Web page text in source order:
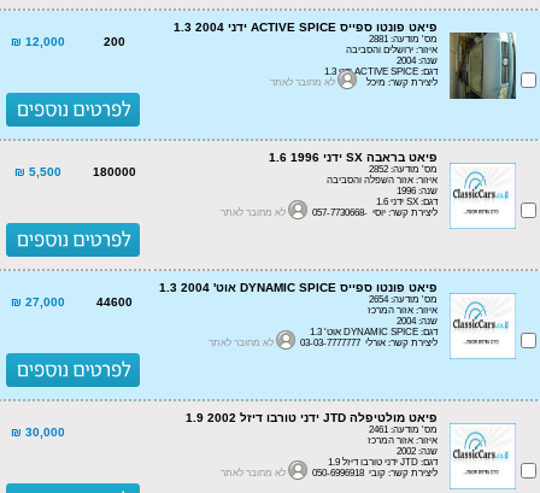
פיאט פונטו ספייס ACTIVE SPICE ידני 1.3 2004
מס' מודעה: 2881
איזור: ירושלים והסביבה
שנה: 2004
דגם: ACTIVE SPICE ידני 1.3
ליצירת קשר: מיכל
לא מחובר לאתר
200
12,000 ₪
פיאט בראבה SX ידני 1.6 1996
מס' מודעה: 2852
איזור: אזור השפלה והסביבה
שנה: 1996
דגם: SX ידני 1.6
ליצירת קשר: יוסי -057-7730668
לא מחובר לאתר
180000
5,500 ₪
פיאט פונטו ספייס DYNAMIC SPICE אוט' 1.3 2004
מס' מודעה: 2654
איזור: אזור המרכז
שנה: 2004
דגם: DYNAMIC SPICE אוט' 1.3
ליצירת קשר: אורלי 03-03-7777777
לא מחובר לאתר
44600
27,000 ₪
פיאט מולטיפלה JTD ידני טורבו דיזל 1.9 2002
מס' מודעה: 2461
איזור: אזור המרכז
שנה: 2002
דגם: JTD ידני טורבו דיזל 1.9
ליצירת קשר: קובי 050-6996918
לא מחובר לאתר
30,000 ₪